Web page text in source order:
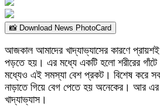
📸 Download News PhotoCard
আজকাল আমাদের খাদ্যাভ্যাসের কারণে প্রায়শই
পড়তে হয়। এর মধ্যে একটি হলো শরীরের গাঁটে
মধ্যেও এই সমস্যা বেশ প্রকট। বিশেষ করে
নাড়াতে গিয়ে বেগ পেতে হয় অনেকের। আর
খাদ্যাভ্যাস।